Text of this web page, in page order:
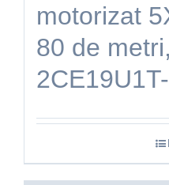
motorizat
80 de